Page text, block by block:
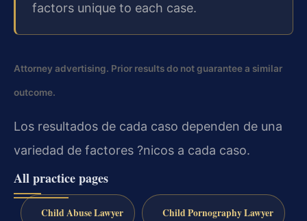
factors unique to each case.
Attorney advertising. Prior results do not guarantee a similar
outcome.
Los resultados de cada caso dependen de una
variedad de factores ?nicos a cada caso.
All practice pages
Child Abuse Lawyer Child Pornography Lawyer